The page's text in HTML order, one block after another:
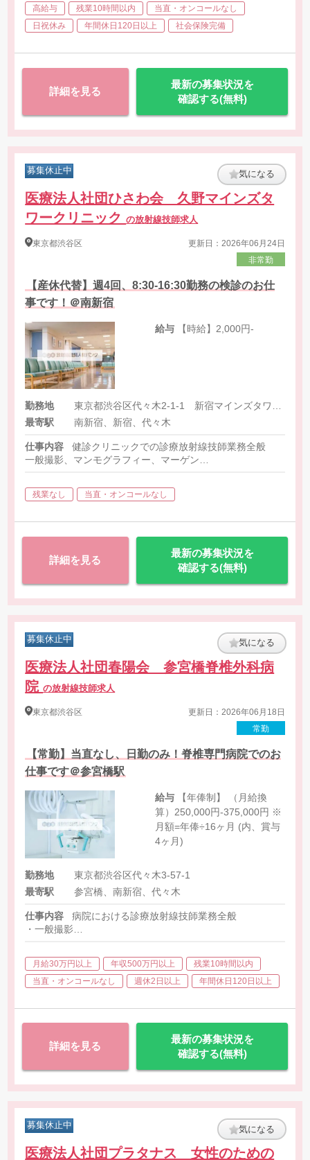
高給与 残業10時間以内
当直・オンコールなし
日祝休み
年間休日120日以上 社会保険完備
詳細を見る
最新の募集状況を
確認する(無料)
募集休止中 気になる
医療法人社団ひさわ会 久野マインズタ
ワークリニックの放射線技師求人
東京都渋谷区
更新日：2026年06月24日
非常勤
【産休代替】週4回、8:30-16:30勤務の検診のお仕
事です！＠南新宿
給与 【時給】2,000円-
勤務地
東京都渋谷区代々木2-1-1 新宿マインズタワー2F
最寄駅
南新宿、新宿、代々木
仕事内容
健診クリニックでの診療放射線技師業務全般
一般撮影、マンモグラフィー、マーゲン
残業なし 当直・オンコールなし
詳細を見る
最新の募集状況を
確認する(無料)
募集休止中 気になる
医療法人社団春陽会 参宮橋脊椎外科病
院の放射線技師求人
東京都渋谷区
更新日：2026年06月18日
常勤
【常勤】当直なし、日勤のみ！脊椎専門病院でのお
仕事です＠参宮橋駅
給与
算）250,000円-375,000円 ※
月額=年俸÷16ヶ月 (内、賞与
4ヶ月)
勤務地
東京都渋谷区代々木3-57-1
最寄駅
参宮橋、南新宿、代々木
仕事内容
病院における診療放射線技師業務全般
・一般撮影
・MRI
・骨密度検査
・オペ撮影（Cアーム）
月給30万円以上 年収500万円以上
残業10時間以内
当直・オンコールなし
週休2日以上 年間休日120日以上
詳細を見る
最新の募集状況を
確認する(無料)
募集休止中 気になる
医療法人社団プラタナス 女性のための